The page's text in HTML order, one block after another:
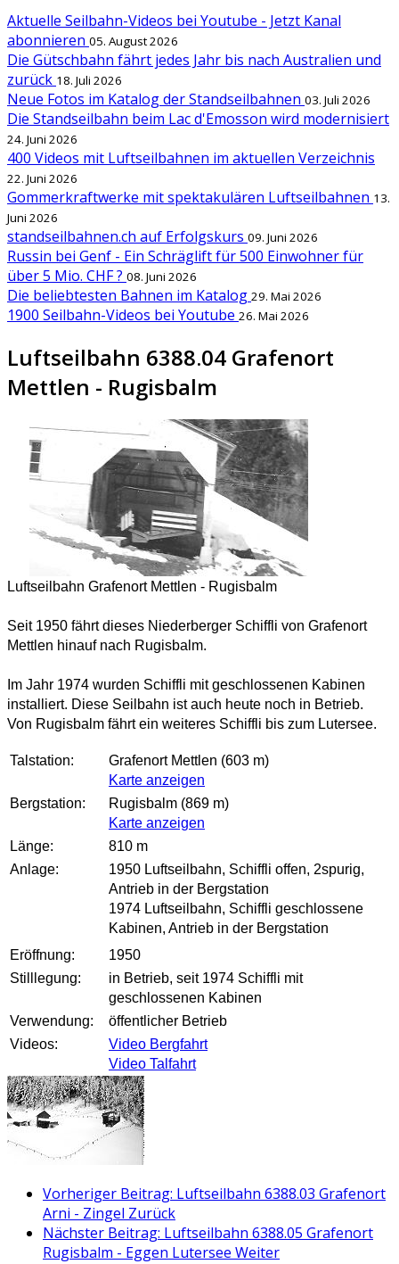
Aktuelle Seilbahn-Videos bei Youtube - Jetzt Kanal
abonnieren 05. August 2026
Die Gütschbahn fährt jedes Jahr bis nach Australien und
zurück 18. Juli 2026
Neue Fotos im Katalog der Standseilbahnen 03. Juli 2026
Die Standseilbahn beim Lac d'Emosson wird modernisiert
24. Juni 2026
400 Videos mit Luftseilbahnen im aktuellen Verzeichnis
22. Juni 2026
Gommerkraftwerke mit spektakulären Luftseilbahnen 13.
Juni 2026
standseilbahnen.ch auf Erfolgskurs 09. Juni 2026
Russin bei Genf - Ein Schräglift für 500 Einwohner für
über 5 Mio. CHF ? 08. Juni 2026
Die beliebtesten Bahnen im Katalog 29. Mai 2026
1900 Seilbahn-Videos bei Youtube 26. Mai 2026
Luftseilbahn 6388.04 Grafenort
Mettlen - Rugisbalm
Luftseilbahn Grafenort Mettlen - Rugisbalm
Seit 1950 fährt dieses Niederberger Schiffli von Grafenort
Mettlen hinauf nach Rugisbalm.
Im Jahr 1974 wurden Schiffli mit geschlossenen Kabinen
installiert. Diese Seilbahn ist auch heute noch in Betrieb.
Von Rugisbalm fährt ein weiteres Schiffli bis zum Lutersee.
Talstation:
Grafenort Mettlen (603 m)
Karte anzeigen
Bergstation:
Rugisbalm (869 m)
Karte anzeigen
Länge:
810 m
Anlage:
1950 Luftseilbahn, Schiffli offen, 2spurig,
Antrieb in der Bergstation
1974 Luftseilbahn, Schiffli geschlossene
Kabinen, Antrieb in der Bergstation
Eröffnung:
1950
Stilllegung:
in Betrieb, seit 1974 Schiffli mit
geschlossenen Kabinen
Verwendung:
öffentlicher Betrieb
Videos:
Video Bergfahrt
Video Talfahrt
Vorheriger Beitrag: Luftseilbahn 6388.03 Grafenort
Arni - Zingel Zurück
Nächster Beitrag: Luftseilbahn 6388.05 Grafenort
Rugisbalm - Eggen Lutersee Weiter